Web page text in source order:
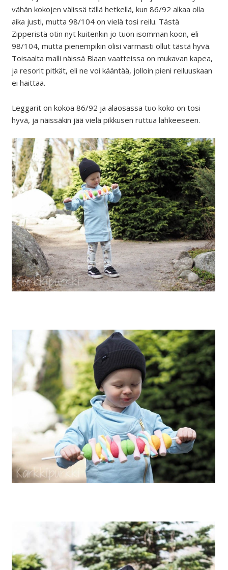
vähän kokojen välissä tällä hetkellä, kun 86/92 alkaa olla
aika justi, mutta 98/104 on vielä tosi reilu. Tästä
Zipperistä otin nyt kuitenkin jo tuon isomman koon, eli
98/104, mutta pienempikin olisi varmasti ollut tästä hyvä.
Toisaalta malli näissä Blaan vaatteissa on mukavan kapea,
ja resorit pitkät, eli ne voi kääntää, jolloin pieni reiluuskaan
ei haittaa.
Leggarit on kokoa 86/92 ja alaosassa tuo koko on tosi
hyvä, ja näissäkin jää vielä pikkusen ruttua lahkeeseen.